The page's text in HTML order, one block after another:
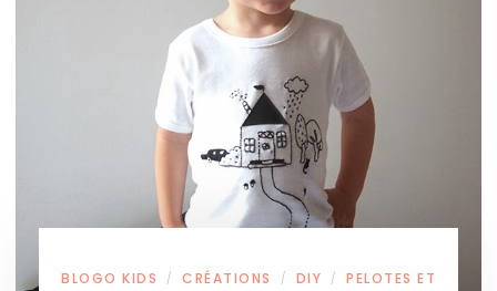
BLOGO KIDS / CRÉATIONS / DIY /
PELOTES ET